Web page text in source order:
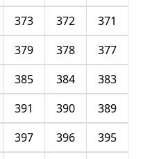
371
372
373
377
378
379
383
384
385
389
390
391
395
396
397